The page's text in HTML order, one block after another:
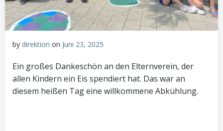
by direktion on Juni 23, 2025
Ein großes Dankeschön an den Elternverein, der
allen Kindern ein Eis spendiert hat. Das war an
diesem heißen Tag eine willkommene Abkühlung.